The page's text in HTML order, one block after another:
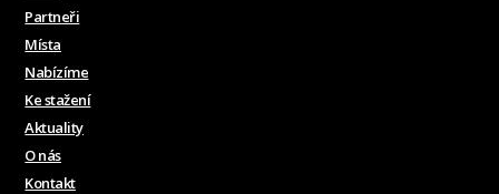
Partneři
Místa
Nabízíme
Ke stažení
Aktuality
O nás
Kontakt